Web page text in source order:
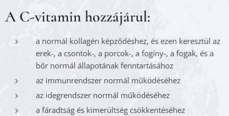
A C-vitamin hozzájárul:
a normál kollagén képződéshez, és ezen keresztül az
erek-, a csontok-, a porcok-, a fogíny-, a fogak, és a
bőr normál állapotának fenntartásához
az immunrendszer normál működéséhez
az idegrendszer normál működéséhez
a fáradtság és kimerültség csökkentéséhez